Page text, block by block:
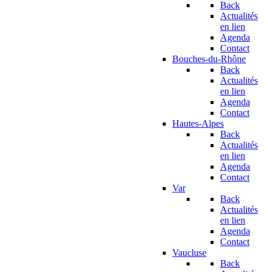
Back
Actualités
en lien
Agenda
Contact
Bouches-du-Rhône
Back
Actualités
en lien
Agenda
Contact
Hautes-Alpes
Back
Actualités
en lien
Agenda
Contact
Var
Back
Actualités
en lien
Agenda
Contact
Vaucluse
Back